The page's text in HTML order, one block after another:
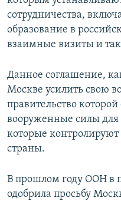
сотрудничества,
образование в
взаимные визиты и так
Данное соглашение,
Москве усилить свою
правительство
вооруженные силы для
которые
страны.
В прошлом году ООН в
одобрила просьбу